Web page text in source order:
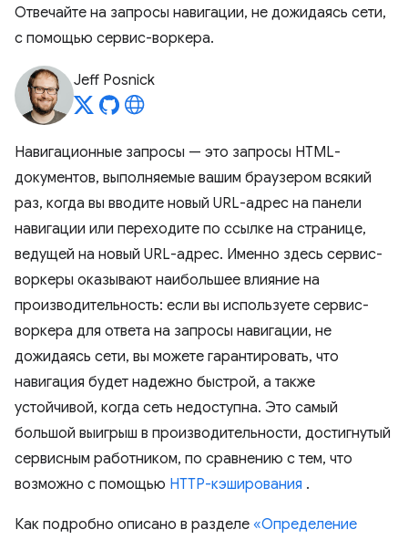
Отвечайте на запросы навигации, не дожидаясь сети,
с помощью сервис-воркера.
Jeff Posnick
Навигационные запросы — это запросы HTML-
документов, выполняемые вашим браузером всякий
раз, когда вы вводите новый URL-адрес на панели
навигации или переходите по ссылке на странице,
ведущей на новый URL-адрес. Именно здесь сервис-
воркеры оказывают наибольшее влияние на
производительность: если вы используете сервис-
воркера для ответа на запросы навигации, не
дожидаясь сети, вы можете гарантировать, что
навигация будет надежно быстрой, а также
устойчивой, когда сеть недоступна. Это самый
большой выигрыш в производительности, достигнутый
сервисным работником, по сравнению с тем, что
возможно с помощью HTTP-кэширования .
Как подробно описано в разделе «Определение